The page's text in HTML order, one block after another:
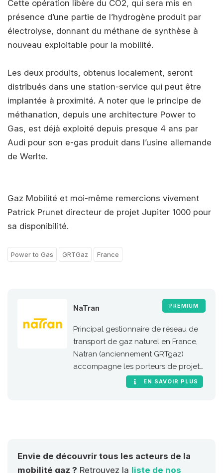
Cette opération libère du CO2, qui sera mis en
présence d’une partie de l’hydrogène produit par
électrolyse, donnant du méthane de synthèse à
nouveau exploitable pour la mobilité.
Les deux produits, obtenus localement, seront
distribués dans une station-service qui peut être
implantée à proximité. A noter que le principe de
méthanation, depuis une architecture Power to
Gas, est déjà exploité depuis presque 4 ans par
Audi pour son e-gas produit dans l’usine allemande
de Werlte.
Gaz Mobilité et moi-même remercions vivement
Patrick Prunet directeur de projet Jupiter 1000 pour
sa disponibilité.
Power to Gas GRTGaz France
PREMIUM
NaTran
Principal gestionnaire de réseau de
transport de gaz naturel en France,
Natran (anciennement GRTgaz)
accompagne les porteurs de projets
de stations GNC et bioGNC.EN SAVOIR PLUS
Envie de découvrir tous les acteurs de la
mobilité gaz ? Retrouvez la liste de nos